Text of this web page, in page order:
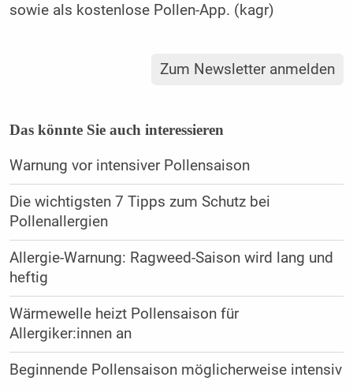
sowie als kostenlose Pollen-App. (kagr)
Zum Newsletter anmelden
Das könnte Sie auch interessieren
Warnung vor intensiver Pollensaison
Die wichtigsten 7 Tipps zum Schutz bei
Pollenallergien
Allergie-Warnung: Ragweed-Saison wird lang und
heftig
Wärmewelle heizt Pollensaison für
Allergiker:innen an
Beginnende Pollensaison möglicherweise intensiv